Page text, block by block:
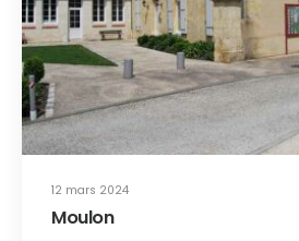
12 mars 2024
Moulon